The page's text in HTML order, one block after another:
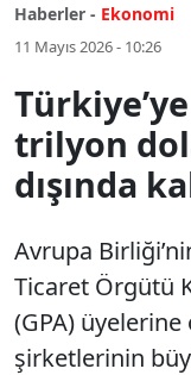
Haberler - Ekonomi
11 Mayıs 2026 - 10:26
trilyon
dışında
Avrupa
Ticaret Örgütü
(GPA)
şirketlerinin